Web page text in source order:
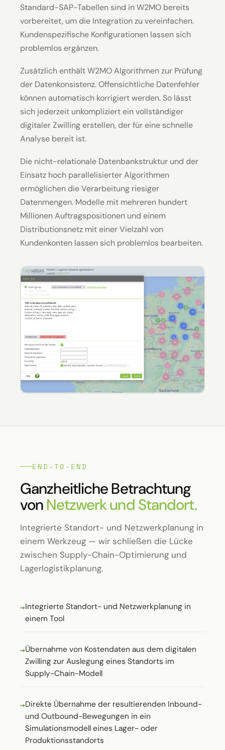
Standard-SAP-Tabellen sind in W2MO bereits
vorbereitet, um die Integration zu vereinfachen.
Kundenspezifische Konfigurationen lassen sich
problemlos ergänzen.
Zusätzlich enthält W2MO Algorithmen zur Prüfung
der Datenkonsistenz. Offensichtliche Datenfehler
können automatisch korrigiert werden. So lässt
sich jederzeit unkompliziert ein vollständiger
digitaler Zwilling erstellen, der für eine schnelle
Analyse bereit ist.
Die nicht-relationale Datenbankstruktur und der
Einsatz hoch parallelisierter Algorithmen
ermöglichen die Verarbeitung riesiger
Datenmengen. Modelle mit mehreren hundert
Millionen Auftragspositionen und einem
Distributionsnetz mit einer Vielzahl von
Kundenkonten lassen sich problemlos bearbeiten.
END-TO-END
Ganzheitliche Betrachtung
vonNetzwerk und Standort.
Integrierte Standort- und Netzwerkplanung in
einem Werkzeug — wir schließen die Lücke
zwischen Supply-Chain-Optimierung und
Lagerlogistikplanung.
Integrierte Standort- und Netzwerkplanung in
einem Tool
Übernahme von Kostendaten aus dem digitalen
Zwilling zur Auslegung eines Standorts im
Supply-Chain-Modell
Direkte Übernahme der resultierenden Inbound-
und Outbound-Bewegungen in ein
Simulationsmodell eines Lager- oder
Produktionsstandorts